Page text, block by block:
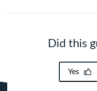
Did this
Yes